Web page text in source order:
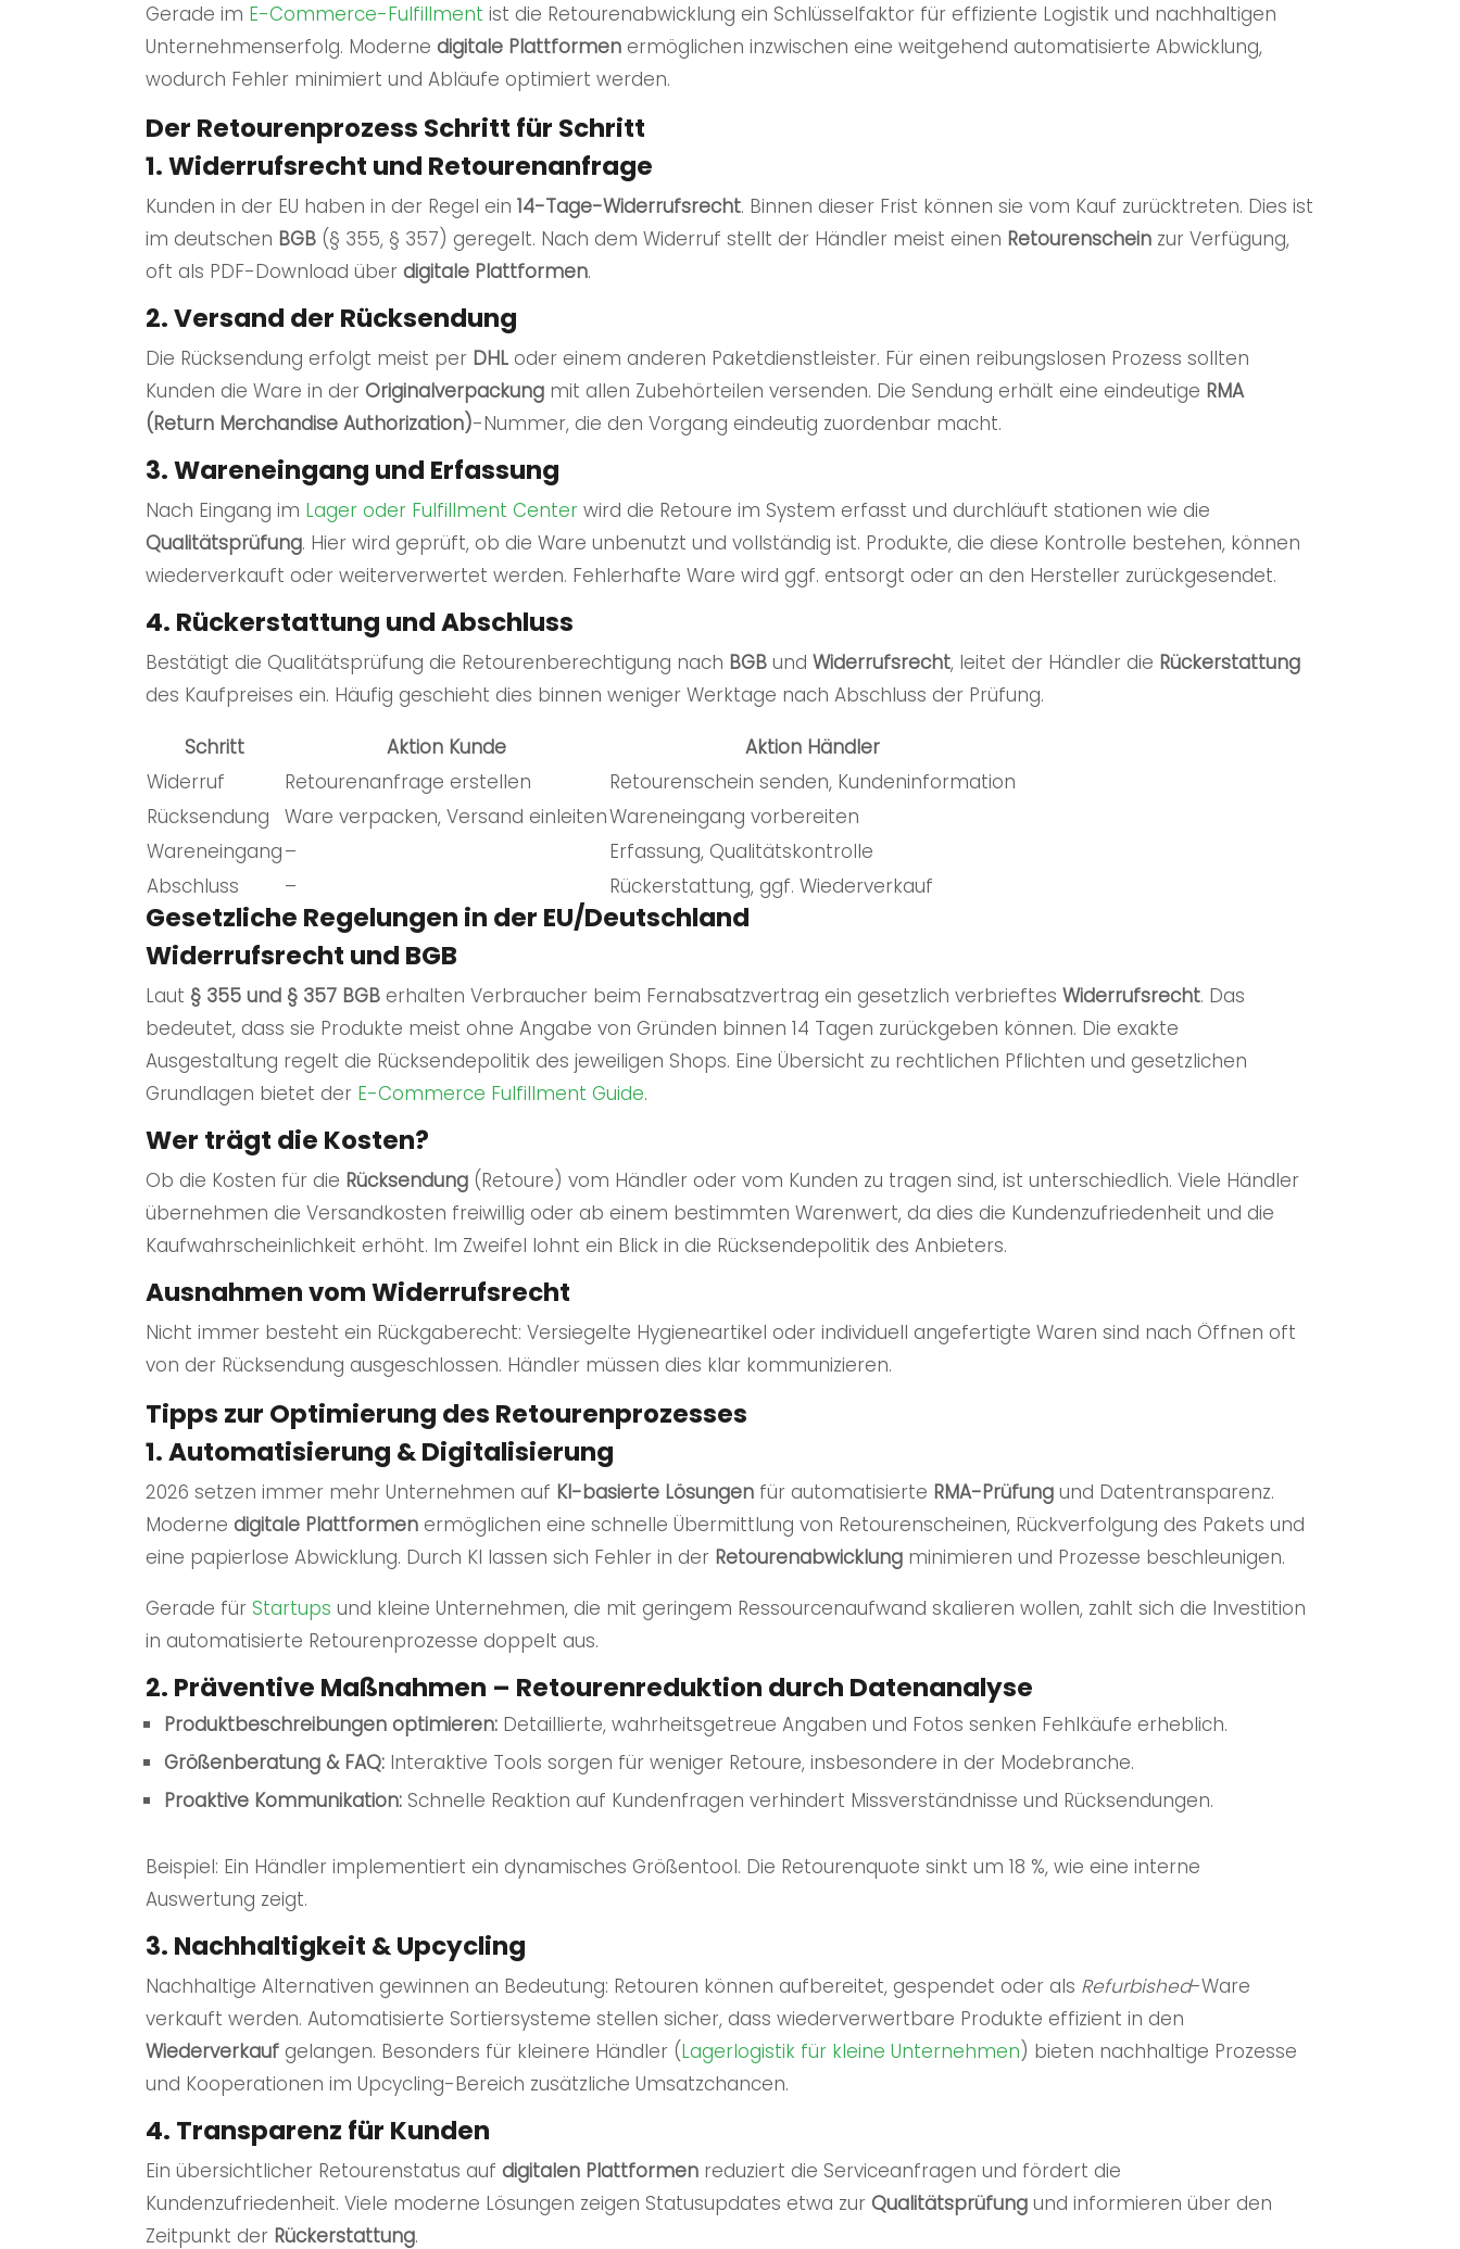
Gerade im E-Commerce-Fulfillment ist die Retourenabwicklung ein Schlüsselfaktor für effiziente Logistik und nachhaltigen
Unternehmenserfolg. Modernedigitale Plattformen ermöglichen inzwischen eine weitgehend automatisierte Abwicklung,
wodurch Fehler minimiert und Abläufe optimiert werden.
Der Retourenprozess Schritt für Schritt
1. Widerrufsrecht und Retourenanfrage
Kunden in der EU haben in der Regel ein14-Tage-Widerrufsrecht. Binnen dieser Frist können sie vom Kauf zurücktreten. Dies ist
im deutschen BGB (§ 355, § 357) geregelt. Nach dem Widerruf stellt der Händler meist einen Retourenschein zur Verfügung,
oft als PDF-Download überdigitale Plattformen.
2. Versand der Rücksendung
Die Rücksendung erfolgt meist per DHL oder einem anderen Paketdienstleister. Für einen reibungslosen Prozess sollten
Kunden die Ware in derOriginalverpackung mit allen Zubehörteilen versenden. Die Sendung erhält eine eindeutige RMA
(Return Merchandise Authorization)-Nummer, die den Vorgang eindeutig zuordenbar macht.
3. Wareneingang und Erfassung
Nach Eingang im Lager oder Fulfillment Center wird die Retoure im System erfasst und durchläuft stationen wie die
Qualitätsprüfung. Hier wird geprüft, ob die Ware unbenutzt und vollständig ist. Produkte, die diese Kontrolle bestehen, können
wiederverkauft oder weiterverwertet werden. Fehlerhafte Ware wird ggf. entsorgt oder an den Hersteller zurückgesendet.
4. Rückerstattung und Abschluss
Bestätigt die Qualitätsprüfung die Retourenberechtigung nach BGB undWiderrufsrecht, leitet der Händler die Rückerstattung
des Kaufpreises ein. Häufig geschieht dies binnen weniger Werktage nach Abschluss der Prüfung.
Schritt
Aktion Kunde
Aktion Händler
Widerruf
Retourenanfrage erstellen
Retourenschein senden, Kundeninformation
Rücksendung
Ware verpacken, Versand einleitenWareneingang vorbereiten
Wareneingang–
Erfassung, Qualitätskontrolle
Abschluss
– Rückerstattung, ggf. Wiederverkauf
Gesetzliche Regelungen in der EU/Deutschland
Widerrufsrecht und BGB
Laut § 355 und § 357 BGB erhalten Verbraucher beim Fernabsatzvertrag ein gesetzlich verbrieftesWiderrufsrecht. Das
bedeutet, dass sie Produkte meist ohne Angabe von Gründen binnen 14 Tagen zurückgeben können. Die exakte
Ausgestaltung regelt die Rücksendepolitik des jeweiligen Shops. Eine Übersicht zu rechtlichen Pflichten und gesetzlichen
Grundlagen bietet der E-Commerce Fulfillment Guide.
Wer trägt die Kosten?
Ob die Kosten für die Rücksendung (Retoure) vom Händler oder vom Kunden zu tragen sind, ist unterschiedlich. Viele Händler
übernehmen die Versandkosten freiwillig oder ab einem bestimmten Warenwert, da dies die Kundenzufriedenheit und die
Kaufwahrscheinlichkeit erhöht. Im Zweifel lohnt ein Blick in die Rücksendepolitik des Anbieters.
Ausnahmen vom Widerrufsrecht
Nicht immer besteht ein Rückgaberecht: Versiegelte Hygieneartikel oder individuell angefertigte Waren sind nach Öffnen oft
von der Rücksendung ausgeschlossen. Händler müssen dies klar kommunizieren.
Tipps zur Optimierung des Retourenprozesses
1. Automatisierung & Digitalisierung
2026 setzen immer mehr Unternehmen auf KI-basierte Lösungen für automatisierte RMA-Prüfung und Datentransparenz.
Modernedigitale Plattformen ermöglichen eine schnelle Übermittlung von Retourenscheinen, Rückverfolgung des Pakets und
eine papierlose Abwicklung. Durch KI lassen sich Fehler in der Retourenabwicklung minimieren und Prozesse beschleunigen.
Gerade fürStartups und kleine Unternehmen, die mit geringem Ressourcenaufwand skalieren wollen, zahlt sich die Investition
in automatisierte Retourenprozesse doppelt aus.
2. Präventive Maßnahmen – Retourenreduktion durch Datenanalyse
Produktbeschreibungen optimieren: Detaillierte, wahrheitsgetreue Angaben und Fotos senken Fehlkäufe erheblich.
Größenberatung & FAQ: Interaktive Tools sorgen für weniger Retoure, insbesondere in der Modebranche.
Proaktive Kommunikation: Schnelle Reaktion auf Kundenfragen verhindert Missverständnisse und Rücksendungen.
Beispiel: Ein Händler implementiert ein dynamisches Größentool. Die Retourenquote sinkt um 18 %, wie eine interne
Auswertung zeigt.
3. Nachhaltigkeit & Upcycling
Nachhaltige Alternativen gewinnen an Bedeutung: Retouren können aufbereitet, gespendet oder als Refurbished-Ware
verkauft werden. Automatisierte Sortiersysteme stellen sicher, dass wiederverwertbare Produkte effizient in den
Wiederverkauf gelangen. Besonders für kleinere Händler (Lagerlogistik für kleine Unternehmen) bieten nachhaltige Prozesse
und Kooperationen im Upcycling-Bereich zusätzliche Umsatzchancen.
4. Transparenz für Kunden
Ein übersichtlicher Retourenstatus aufdigitalen Plattformen reduziert die Serviceanfragen und fördert die
Kundenzufriedenheit. Viele moderne Lösungen zeigen Statusupdates etwa zurQualitätsprüfung und informieren über den
Zeitpunkt der Rückerstattung.